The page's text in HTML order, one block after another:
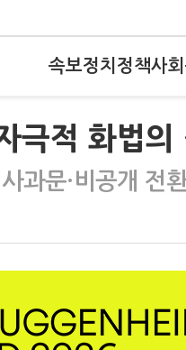
속보정치 정책사회
극적 화법
과문·비공개 전